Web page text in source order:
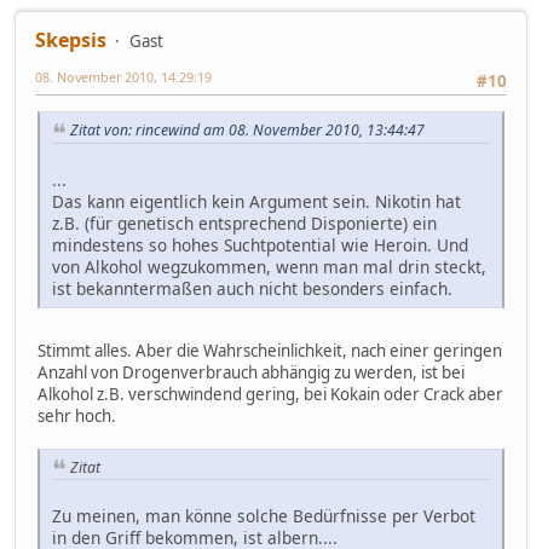
Skepsis
Gast
#10
08. November 2010, 14:29:19
Zitat von: rincewind am 08. November 2010, 13:44:47
...
Das kann eigentlich kein Argument sein. Nikotin hat
z.B. (für genetisch entsprechend Disponierte) ein
mindestens so hohes Suchtpotential wie Heroin. Und
von Alkohol wegzukommen, wenn man mal drin steckt,
ist bekanntermaßen auch nicht besonders einfach.
Stimmt alles. Aber die Wahrscheinlichkeit, nach einer geringen
Anzahl von Drogenverbrauch abhängig zu werden, ist bei
Alkohol z.B. verschwindend gering, bei Kokain oder Crack aber
sehr hoch.
Zitat
Zu meinen, man könne solche Bedürfnisse per Verbot
in den Griff bekommen, ist albern....